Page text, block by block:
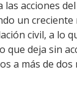
las acciones
un
civil, a lo
que deja sin
a más de dos